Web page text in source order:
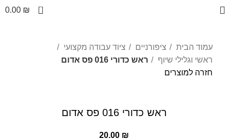
0
0.00 ₪
עמוד הבית ציפורניים
ציוד עבודה מקצועי
ראשי וגלילי שיוף
ראש כדורי 016 פס אדום
חזרה למוצרים
ראש כדורי 016 פס אדום
20.00 ₪